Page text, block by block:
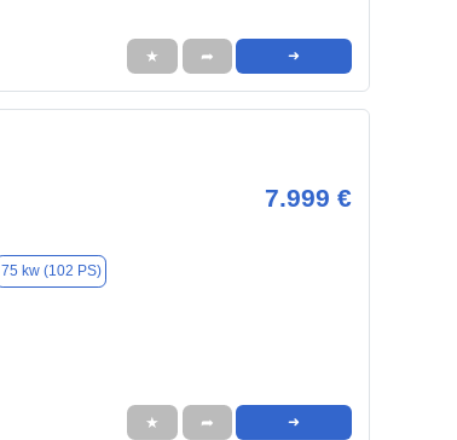
★ ➦ ➜
7.999 €
75 kw (102 PS)
★ ➦ ➜